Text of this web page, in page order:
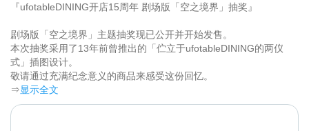
『ufotableDINING开店15周年 剧场版「空之境界」抽奖』
剧场版「空之境界」主题抽奖现已公开并开始发售。
本次抽奖采用了13年前曾推出的「伫立于ufotableDINING的两仪
式」插图设计。
⇒显示全文